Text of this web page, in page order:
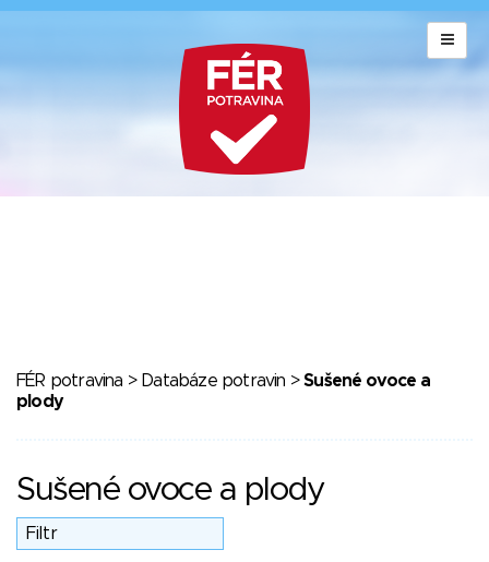
FÉR potravina > Databáze potravin >Sušené ovoce a
plody
Sušené ovoce a plody